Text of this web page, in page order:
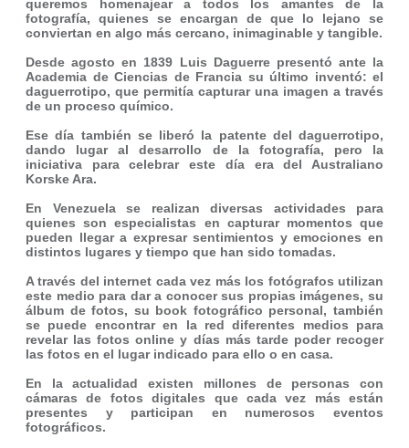
queremos homenajear a todos los amantes de la
fotografía, quienes se encargan de que lo lejano se
conviertan en algo más cercano, inimaginable y tangible.
Desde agosto en 1839 Luis Daguerre presentó ante la
Academia de Ciencias de Francia su último inventó: el
daguerrotipo, que permitía capturar una imagen a través
de un proceso químico.
Ese día también se liberó la patente del daguerrotipo,
dando lugar al desarrollo de la fotografía, pero la
iniciativa para celebrar este día era del Australiano
Korske Ara.
En Venezuela se realizan diversas actividades para
quienes son especialistas en capturar momentos que
pueden llegar a expresar sentimientos y emociones en
distintos lugares y tiempo que han sido tomadas.
A través del internet cada vez más los fotógrafos utilizan
este medio para dar a conocer sus propias imágenes, su
álbum de fotos, su book fotográfico personal, también
se puede encontrar en la red diferentes medios para
revelar las fotos online y días más tarde poder recoger
las fotos en el lugar indicado para ello o en casa.
En la actualidad existen millones de personas con
cámaras de fotos digitales que cada vez más están
presentes y participan en numerosos eventos
fotográficos.